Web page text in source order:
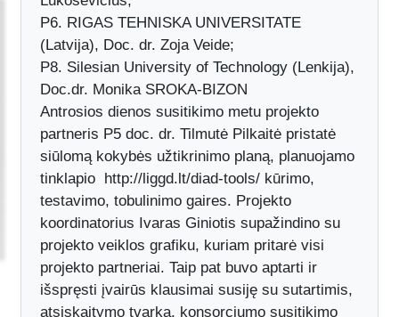
Lukoševičius;
P6. RIGAS TEHNISKA UNIVERSITATE
(Latvija), Doc. dr. Zoja Veide;
P8. Silesian University of Technology (Lenkija),
Doc.dr. Monika SROKA-BIZON
Antrosios dienos susitikimo metu projekto
partneris P5 doc. dr. Tilmutė Pilkaitė pristatė
siūlomą kokybės užtikrinimo planą, planuojamo
tinklapio http://liggd.lt/diad-tools/ kūrimo,
testavimo, tobulinimo gaires. Projekto
koordinatorius Ivaras Giniotis supažindino su
projekto veiklos grafiku, kuriam pritarė visi
projekto partneriai. Taip pat buvo aptarti ir
išspręsti įvairūs klausimai susiję su sutartimis,